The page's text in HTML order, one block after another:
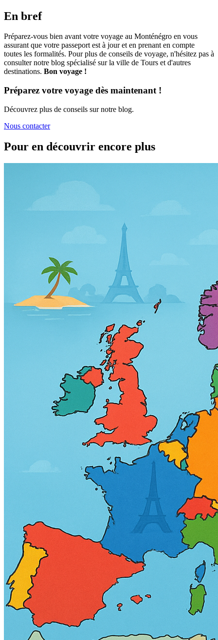
En bref
Préparez-vous bien avant votre voyage au Monténégro en vous
assurant que votre passeport est à jour et en prenant en compte
toutes les formalités. Pour plus de conseils de voyage, n'hésitez pas à
consulter notre blog spécialisé sur la ville de Tours et d'autres
destinations. Bon voyage !
Préparez votre voyage dès maintenant !
Découvrez plus de conseils sur notre blog.
Nous contacter
Pour en découvrir encore plus